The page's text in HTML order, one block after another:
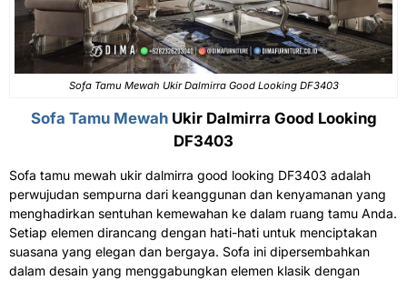
Sofa Tamu Mewah Ukir Dalmirra Good Looking DF3403
Sofa Tamu MewahUkir Dalmirra Good Looking
DF3403
Sofa tamu mewah ukir dalmirra good looking DF3403 adalah
perwujudan sempurna dari keanggunan dan kenyamanan yang
menghadirkan sentuhan kemewahan ke dalam ruang tamu Anda.
Setiap elemen dirancang dengan hati-hati untuk menciptakan
suasana yang elegan dan bergaya. Sofa ini dipersembahkan
dalam desain yang menggabungkan elemen klasik dengan